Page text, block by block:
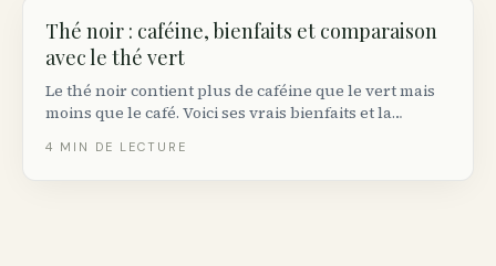
Thé noir : caféine, bienfaits et comparaison
avec le thé vert
Le thé noir contient plus de caféine que le vert mais
moins que le café. Voici ses vrais bienfaits et la
4 MIN DE LECTURE